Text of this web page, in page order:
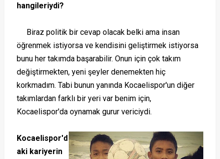
hangileriydi?
Biraz politik bir cevap olacak belki ama insan
öğrenmek istiyorsa ve kendisini geliştirmek istiyorsa
bunu her takımda başarabilir. Onun için çok takım
değiştirmekten, yeni şeyler denemekten hiç
korkmadım. Tabi bunun yanında Kocaelispor'un diğer
takımlardan farklı bir yeri var benim için,
Kocaelispor'da oynamak gurur vericiydi.
Kocaelispor'd
aki kariyerin